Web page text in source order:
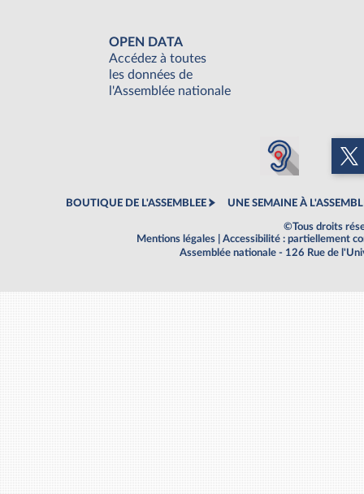
OPEN DATA
Accédez à toutes
les données de
l'Assemblée nationale
BOUTIQUE DE L'ASSEMBLEE UNE SEMAINE À
©Tous droits
Mentions légales
Accessibilité : partiellement
Assemblée nationale - 126 Rue de